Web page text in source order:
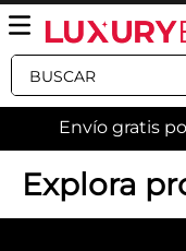
Buscar
Envío gratis
Explora